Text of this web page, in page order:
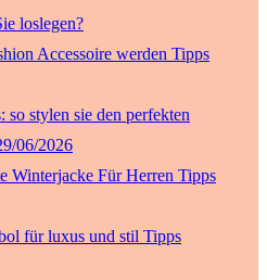
loslegen?
Accessoire werden Tipps
so stylen sie den perfekten
06/2026
Winterjacke Für Herren Tipps
für luxus und stil Tipps